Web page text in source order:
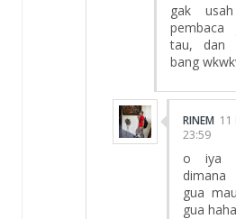
gak
tau, dan
bang
RINEM 11
23:59
o iya
dimana
gua
gua haha